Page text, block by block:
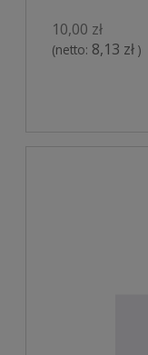
10,00 zł
(netto: 8,13 zł )